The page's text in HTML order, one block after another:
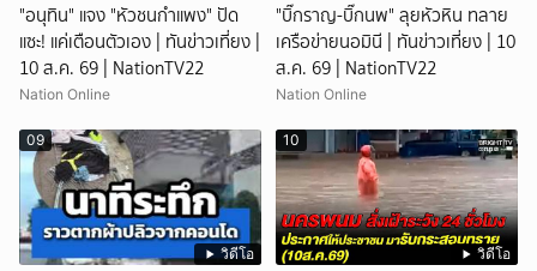
"อนุทิน" แจง "หัวชนกำแพง" ปัด
แซะ! แค่เตือนตัวเอง | ทันข่าวเที่ยง |
10 ส.ค. 69 | NationTV22
Nation Online
"บิ๊กราญ-บิ๊กนพ" ลุยหัวหิน ทลาย
เครือข่ายนอมินี | ทันข่าวเที่ยง | 10
ส.ค. 69 | NationTV22
Nation Online
วิดีโอ
09
วิดีโอ
10